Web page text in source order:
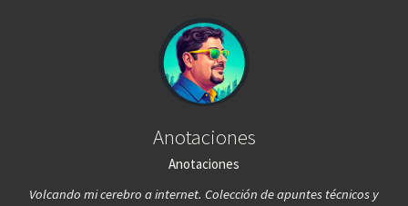
Anotaciones
Anotaciones
Volcando mi cerebro a internet. Colección de apuntes técnicos y